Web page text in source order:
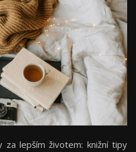
za lepším životem: knižní tipy